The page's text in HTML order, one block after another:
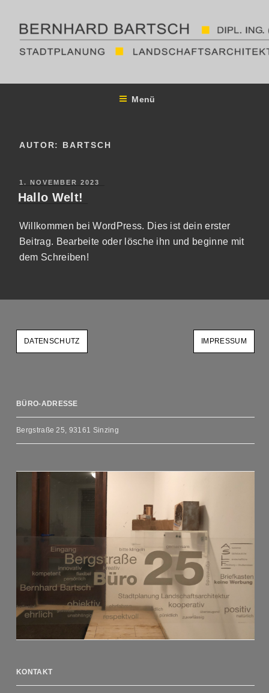
Inhalt
springen
Menü
AUTOR: BARTSCH
VERÖFFENTLICHT
AM
1. NOVEMBER 2023
Hallo Welt!
Willkommen bei WordPress. Dies ist dein erster
Beitrag. Bearbeite oder lösche ihn und beginne mit
dem Schreiben!
DATENSCHUTZ IMPRESSUM
BÜRO-ADRESSE
Bergstraße 25, 93161 Sinzing
KONTAKT